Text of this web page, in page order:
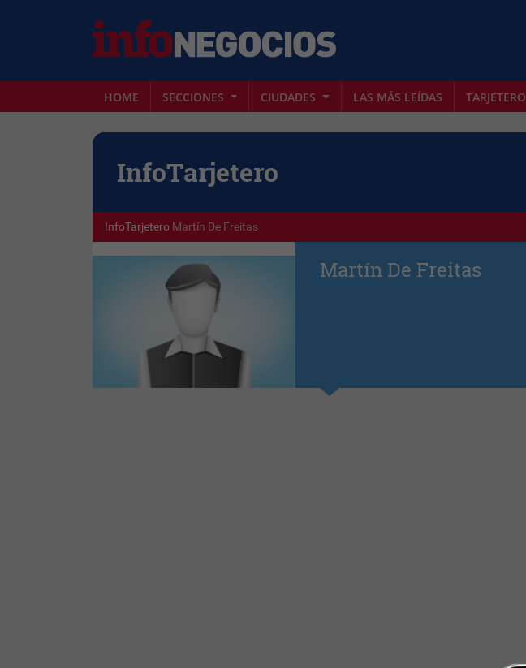
HOME SECCIONES CIUDADES LAS MÁS LEÍDAS TARJETERO
InfoTarjetero
InfoTarjetero Martín De Freitas
Martín De Freitas